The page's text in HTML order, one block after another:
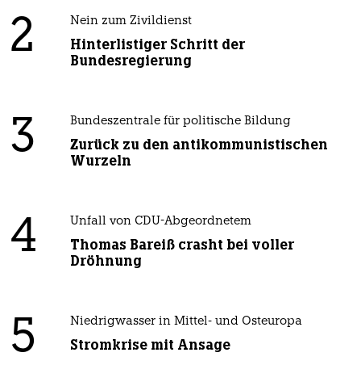
2 Nein zum Zivildienst
Hinterlistiger Schritt der
Bundesregierung
3 Bundeszentrale für politische Bildung
Zurück zu den antikommunistischen
Wurzeln
4 Unfall von CDU-Abgeordnetem
Thomas Bareiß crasht bei voller
Dröhnung
5 Niedrigwasser in Mittel- und Osteuropa
Stromkrise mit Ansage